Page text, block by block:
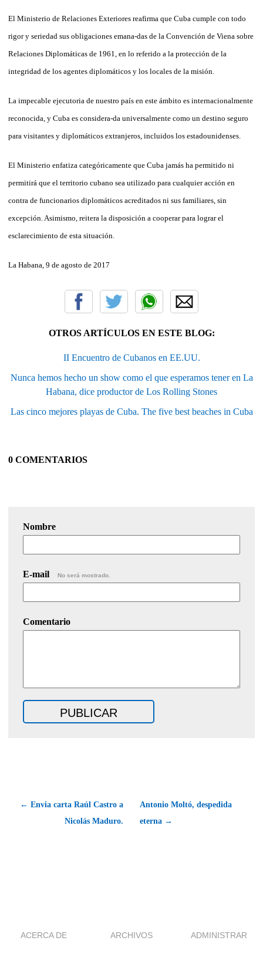
El Ministerio de Relaciones Exteriores reafirma que Cuba cumple con todo
rigor y seriedad sus obligaciones emana-das de la Convención de Viena sobre
Relaciones Diplomáticas de 1961, en lo referido a la protección de la
integridad de los agentes diplomáticos y los locales de la misión.
La impecable ejecutoria de nuestro país en este ámbito es internacionalmente
reconocida, y Cuba es considera-da universalmente como un destino seguro
para visitantes y diplomáticos extranjeros, incluidos los estadounidenses.
El Ministerio enfatiza categóricamente que Cuba jamás ha permitido ni
permitirá que el territorio cubano sea utilizado para cualquier acción en
contra de funcionarios diplomáticos acreditados ni sus familiares, sin
excepción. Asimismo, reitera la disposición a cooperar para lograr el
esclarecimiento de esta situación.
La Habana, 9 de agosto de 2017
OTROS ARTÍCULOS EN ESTE BLOG:
II Encuentro de Cubanos en EE.UU.
Nunca hemos hecho un show como el que esperamos tener en La
Habana, dice productor de Los Rolling Stones
Las cinco mejores playas de Cuba. The five best beaches in Cuba
0 COMENTARIOS
Nombre
E-mail No será mostrado.
Comentario
← Envia carta Raúl Castro a
Nicolás Maduro.
Antonio Moltó, despedida
eterna →
ACERCA DE ARCHIVOS ADMINISTRAR